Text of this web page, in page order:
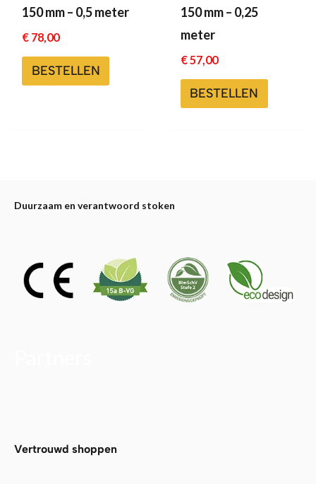
150 mm – 0,5 meter
€ 78,00
BESTELLEN
150 mm – 0,25
meter
€57,00
BESTELLEN
Duurzaam en verantwoord stoken
Vertrouwd shoppen